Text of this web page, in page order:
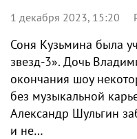
1 декабря 2023, 15:20
Соня Кузьмина была
звезд-3». Дочь
окончания шоу
без музыкальной
Александр Шульгин
и не…